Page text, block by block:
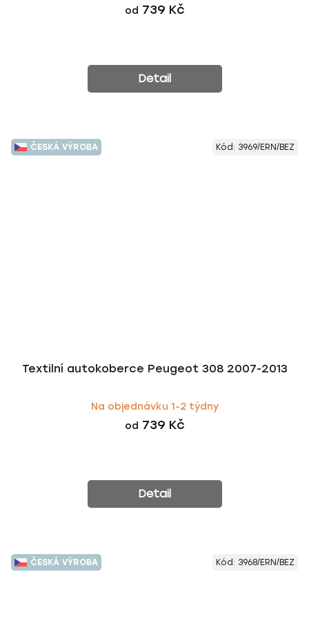
od 739 Kč
Detail
ČESKÁ VÝROBA
Textilní autokoberce Peugeot 308 2007-2013
Na objednávku 1-2 týdny
od 739 Kč
Detail
Kód: 3969/ERN/BEZ
ČESKÁ VÝROBA Kód: 3968/ERN/BEZ